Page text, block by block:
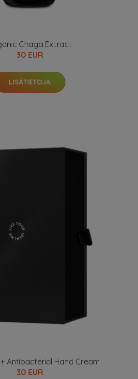
Chaga Extract
30 EUR
LISÄTIETOJA
Antibacterial Hand Cream
30 EUR